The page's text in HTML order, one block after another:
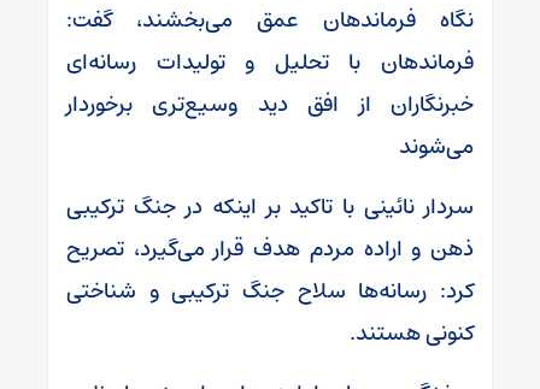
نگاه فرماندهان عمق می‌بخشند، گفت:
فرماندهان با تحلیل و تولیدات رسانه‌ای
خبرنگاران از افق دید وسیع‌تری برخوردار
می‌شوند
سردار نائینی با تاکید بر اینکه در جنگ ترکیبی
ذهن و اراده مردم هدف قرار می‌گیرد، تصریح
کرد: رسانه‌ها سلاح جنگ ترکیبی و شناختی
کنونی هستند.